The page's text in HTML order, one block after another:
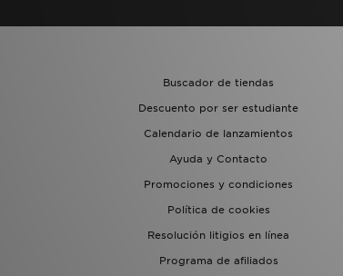
Buscador de tiendas
Descuento por ser estudiante
Calendario de lanzamientos
Ayuda y Contacto
Promociones y condiciones
Política de cookies
Resolución litigios en línea
Programa de afiliados